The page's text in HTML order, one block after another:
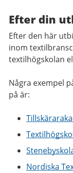
Efter din
Efter den här
inom
textilhögskolan
Några exempel
på är:
Nordiska